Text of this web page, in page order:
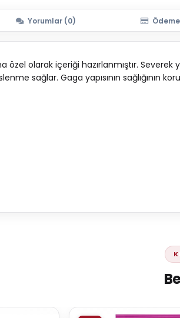
Yorumlar (0)
özel olarak içeriği hazırlanmıştır.
sağlar. Gaga yapısının sağlığının